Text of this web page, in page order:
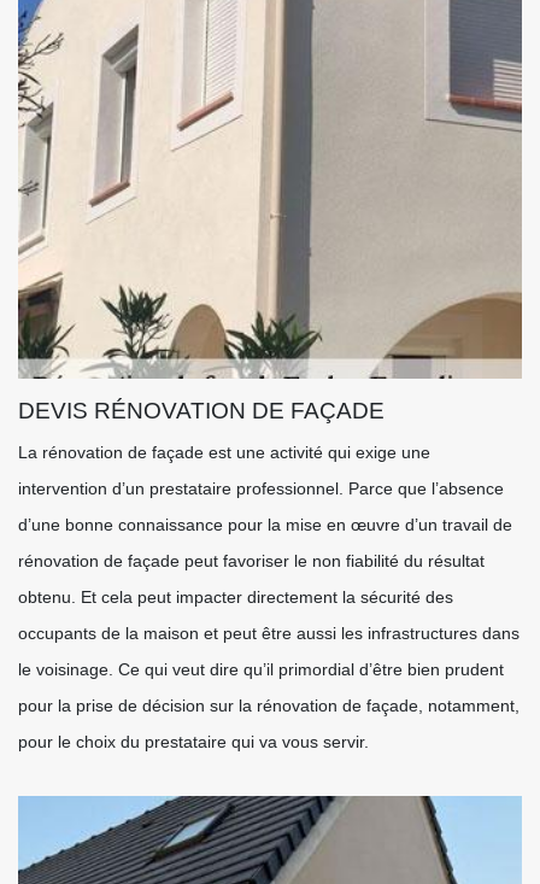
DEVIS RÉNOVATION DE FAÇADE
La rénovation de façade est une activité qui exige une
intervention d’un prestataire professionnel. Parce que l’absence
d’une bonne connaissance pour la mise en œuvre d’un travail de
rénovation de façade peut favoriser le non fiabilité du résultat
obtenu. Et cela peut impacter directement la sécurité des
occupants de la maison et peut être aussi les infrastructures dans
le voisinage. Ce qui veut dire qu’il primordial d’être bien prudent
pour la prise de décision sur la rénovation de façade, notamment,
pour le choix du prestataire qui va vous servir.